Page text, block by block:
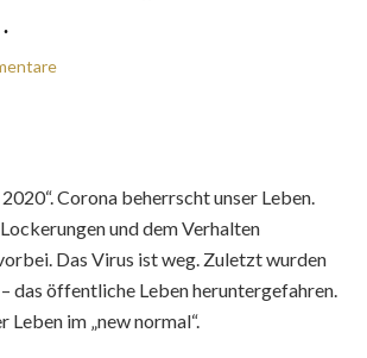
Corona beherrscht unser Leben.
und dem Verhalten
Das Virus ist weg. Zuletzt wurden
das öffentliche Leben heruntergefahren.
Leben im „new normal“.